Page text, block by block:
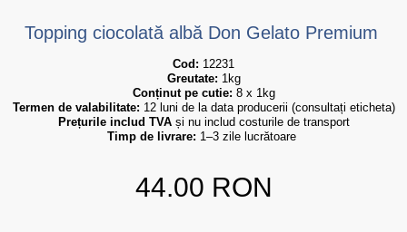
Topping ciocolată albă Don Gelato Premium
Cod: 12231
Greutate: 1kg
Conținut pe cutie: 8 x 1kg
Termen de valabilitate: 12 luni de la data producerii (consultați eticheta)
Prețurile includ TVA și nu includ costurile de transport
Timp de livrare: 1–3 zile lucrătoare
44.00 RON